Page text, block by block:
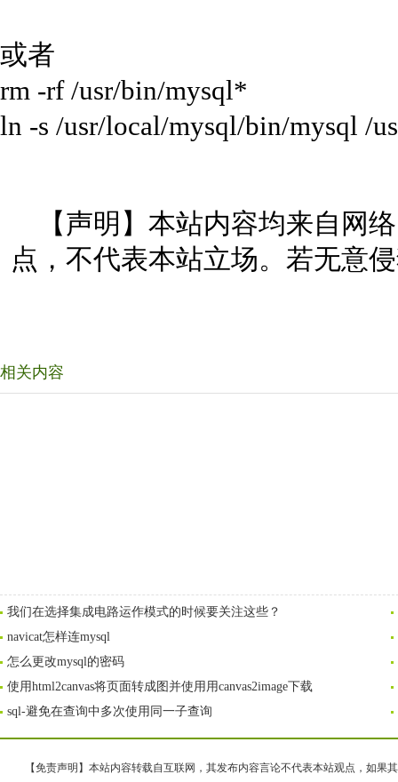
或者
rm -rf /usr/bin/mysql*
ln -s /usr/local/mysql/bin/mysql /
【声明】本站内容均来自网
点，不代表本站立场。若无意
相关内容
我们在选择集成电路运作模式的时候要关注这些？
navicat怎样连mysql
怎么更改mysql的密码
使用html2canvas将页面转成图并使用用canvas2image下载
sql-避免在查询中多次使用同一子查询
【免责声明】本站内容转载自互联网，其发布内容言论不代表本站观点，如果